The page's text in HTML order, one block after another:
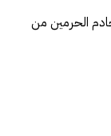
الحرمين من